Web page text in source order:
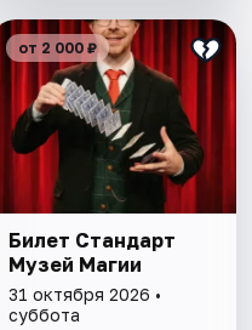
от 2 000 ₽
Билет Стандарт
Музей Магии
31 октября 2026 •
суббота